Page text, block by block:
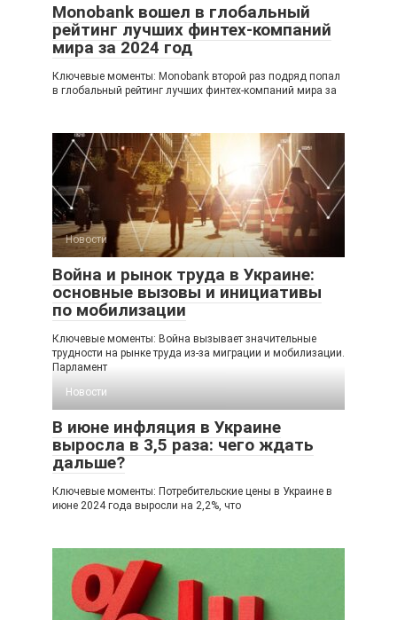
Monobank вошел в глобальный
рейтинг лучших финтех-компаний
мира за 2024 год
Ключевые моменты: Monobank второй раз подряд попал
в глобальный рейтинг лучших финтех-компаний мира за
Новости
Война и рынок труда в Украине:
основные вызовы и инициативы
по мобилизации
Ключевые моменты: Война вызывает значительные
трудности на рынке труда из-за миграции и мобилизации.
Парламент
Новости
В июне инфляция в Украине
выросла в 3,5 раза: чего ждать
дальше?
Ключевые моменты: Потребительские цены в Украине в
июне 2024 года выросли на 2,2%, что